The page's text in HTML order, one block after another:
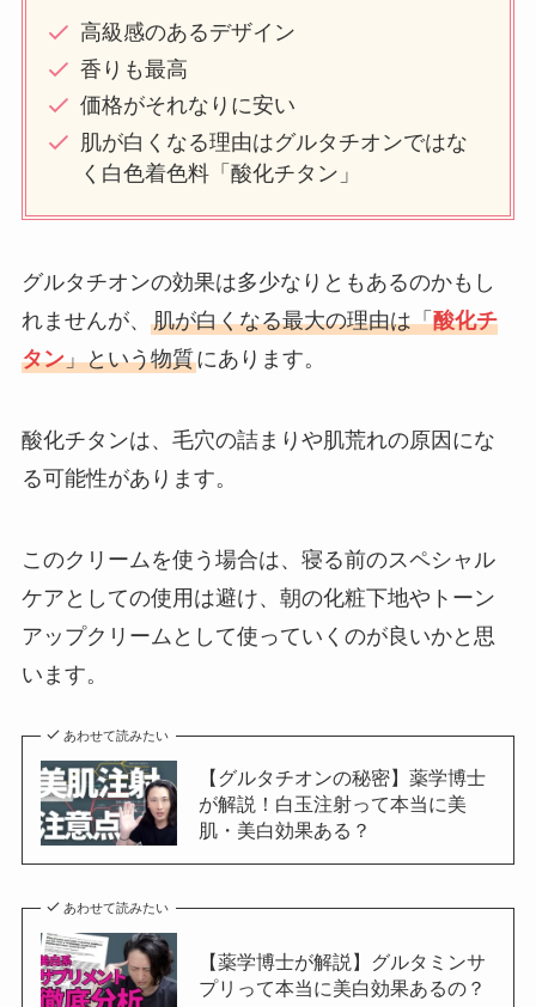
高級感のあるデザイン
香りも最高
価格がそれなりに安い
肌が白くなる理由はグルタチオンではな
く白色着色料「酸化チタン」
グルタチオンの効果は多少なりともあるのかもし
れませんが、 肌が白くなる最大の理由は「酸化チ
タン」という物質にあります。
酸化チタンは、毛穴の詰まりや肌荒れの原因にな
る可能性があります。
このクリームを使う場合は、寝る前のスペシャル
ケアとしての使用は避け、朝の化粧下地やトーン
アップクリームとして使っていくのが良いかと思
います。
あわせて読みたい
【グルタチオンの秘密】薬学博士
が解説！白玉注射って本当に美
肌・美白効果ある？
あわせて読みたい
【薬学博士が解説】グルタミンサ
プリって本当に美白効果あるの？